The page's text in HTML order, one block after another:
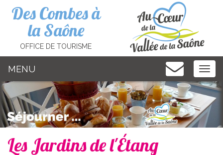
Des Combes à
la Saône
OFFICE DE TOURISME
MENU
Les Jardins de l'Étang